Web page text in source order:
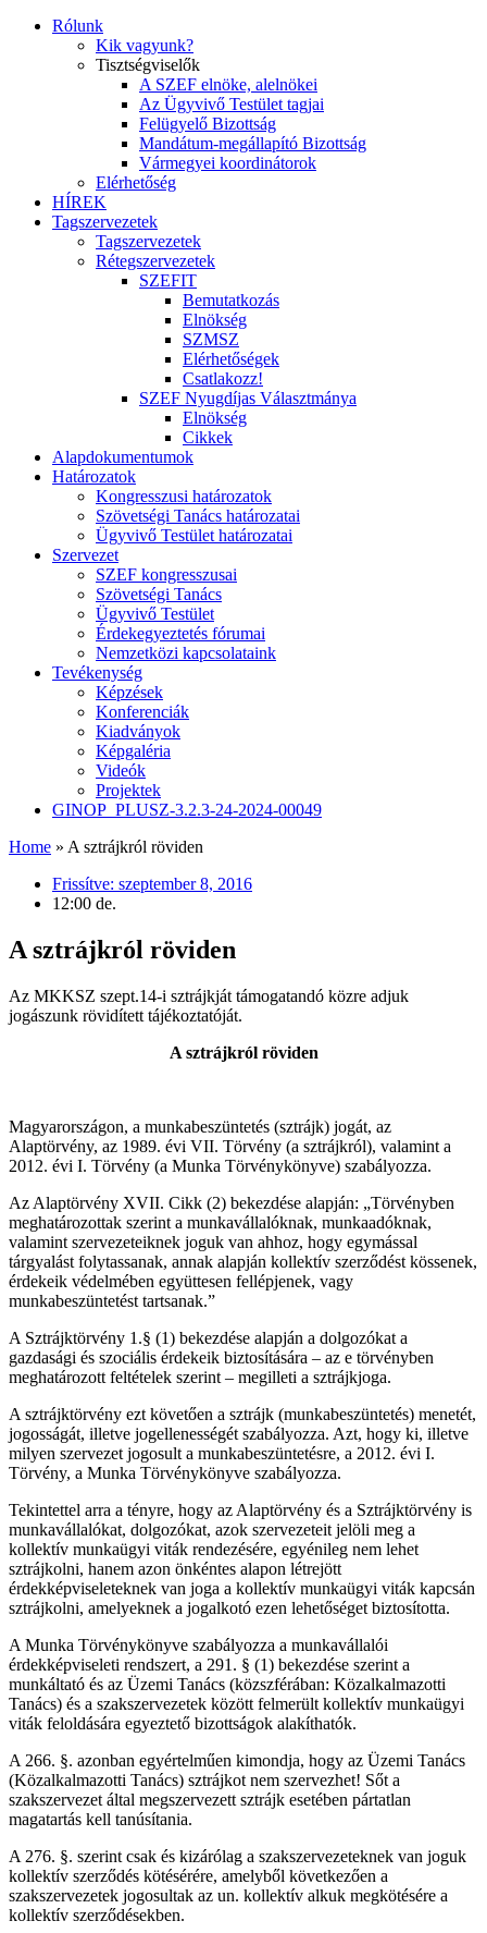
Rólunk
Kik vagyunk?
Tisztségviselők
A SZEF elnöke, alelnökei
Az Ügyvivő Testület tagjai
Felügyelő Bizottság
Mandátum-megállapító Bizottság
Vármegyei koordinátorok
Elérhetőség
HÍREK
Tagszervezetek
Tagszervezetek
Rétegszervezetek
SZEFIT
Bemutatkozás
Elnökség
SZMSZ
Elérhetőségek
Csatlakozz!
SZEF Nyugdíjas Választmánya
Elnökség
Cikkek
Alapdokumentumok
Határozatok
Kongresszusi határozatok
Szövetségi Tanács határozatai
Ügyvivő Testület határozatai
Szervezet
SZEF kongresszusai
Szövetségi Tanács
Ügyvivő Testület
Érdekegyeztetés fórumai
Nemzetközi kapcsolataink
Tevékenység
Képzések
Konferenciák
Kiadványok
Képgaléria
Videók
Projektek
GINOP_PLUSZ-3.2.3-24-2024-00049
Home » A sztrájkról röviden
Frissítve: szeptember 8, 2016
12:00 de.
A sztrájkról röviden
Az MKKSZ szept.14-i sztrájkját támogatandó közre adjuk
jogászunk rövidített tájékoztatóját.
A sztrájkról röviden
Magyarországon, a munkabeszüntetés (sztrájk) jogát, az
Alaptörvény, az 1989. évi VII. Törvény (a sztrájkról), valamint a
2012. évi I. Törvény (a Munka Törvénykönyve) szabályozza.
Az Alaptörvény XVII. Cikk (2) bekezdése alapján: „Törvényben
meghatározottak szerint a munkavállalóknak, munkaadóknak,
valamint szervezeteiknek joguk van ahhoz, hogy egymással
tárgyalást folytassanak, annak alapján kollektív szerződést kössenek,
érdekeik védelmében együttesen fellépjenek, vagy
munkabeszüntetést tartsanak.”
A Sztrájktörvény 1.§ (1) bekezdése alapján a dolgozókat a
gazdasági és szociális érdekeik biztosítására – az e törvényben
meghatározott feltételek szerint – megilleti a sztrájkjoga.
A sztrájktörvény ezt követően a sztrájk (munkabeszüntetés) menetét,
jogosságát, illetve jogellenességét szabályozza. Azt, hogy ki, illetve
milyen szervezet jogosult a munkabeszüntetésre, a 2012. évi I.
Törvény, a Munka Törvénykönyve szabályozza.
Tekintettel arra a tényre, hogy az Alaptörvény és a Sztrájktörvény is
munkavállalókat, dolgozókat, azok szervezeteit jelöli meg a
kollektív munkaügyi viták rendezésére, egyénileg nem lehet
sztrájkolni, hanem azon önkéntes alapon létrejött
érdekképviseleteknek van joga a kollektív munkaügyi viták kapcsán
sztrájkolni, amelyeknek a jogalkotó ezen lehetőséget biztosította.
A Munka Törvénykönyve szabályozza a munkavállalói
érdekképviseleti rendszert, a 291. § (1) bekezdése szerint a
munkáltató és az Üzemi Tanács (közszférában: Közalkalmazotti
Tanács) és a szakszervezetek között felmerült kollektív munkaügyi
viták feloldására egyeztető bizottságok alakíthatók.
A 266. §. azonban egyértelműen kimondja, hogy az Üzemi Tanács
(Közalkalmazotti Tanács) sztrájkot nem szervezhet! Sőt a
szakszervezet által megszervezett sztrájk esetében pártatlan
magatartás kell tanúsítania.
A 276. §. szerint csak és kizárólag a szakszervezeteknek van joguk
kollektív szerződés kötésérére, amelyből következően a
szakszervezetek jogosultak az un. kollektív alkuk megkötésére a
kollektív szerződésekben.